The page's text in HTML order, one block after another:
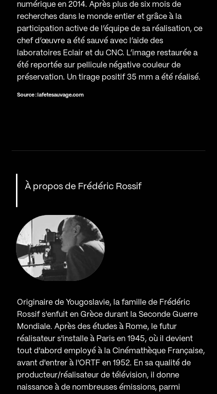
numérique en 2014. Après plus de six mois de
recherches dans le monde entier et grâce à la
participation active de l’équipe de sa réalisation, ce
chef d’œuvre a été sauvé avec l’aide des
laboratoires Eclair et du CNC. L’image restaurée a
été reportée sur pellicule négative couleur de
préservation. Un tirage positif 35 mm a été réalisé.
Source : lafetesauvage.com
À propos de Frédéric Rossif
Originaire de Yougoslavie, la famille de Frédéric
Rossif s'enfuit en Grèce durant la Seconde Guerre
Mondiale. Après des études à Rome, le futur
réalisateur s'installe à Paris en 1945, où il devient
tout d'abord employé à la Cinémathèque Française,
avant d'entrer à l'ORTF en 1952. En sa qualité de
producteur/réalisateur de télévision, il donne
naissance à de nombreuses émissions, parmi